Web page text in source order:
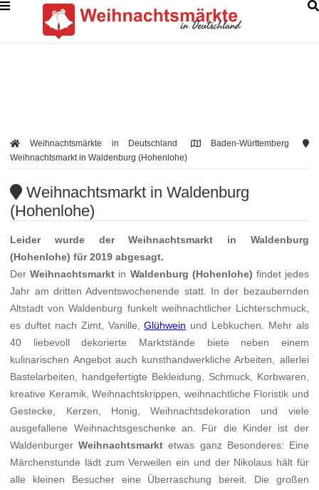
Weihnachtsmärkte in Deutschland
Baden-Württemberg
Weihnachtsmarkt in Waldenburg (Hohenlohe)
Weihnachtsmarkt in Waldenburg
(Hohenlohe)
Leider wurde derWeihnachtsmarkt in Waldenburg
(Hohenlohe) für 2019 abgesagt.
DerWeihnachtsmarkt in Waldenburg (Hohenlohe) findet jedes
Jahr am dritten Adventswochenende statt. In der bezaubernden
Altstadt von Waldenburg funkelt weihnachtlicher Lichterschmuck,
es duftet nach Zimt, Vanille,Glühwein und Lebkuchen. Mehr als
40 liebevoll dekorierte Marktstände biete neben einem
kulinarischen Angebot auch kunsthandwerkliche Arbeiten, allerlei
Bastelarbeiten, handgefertigte Bekleidung, Schmuck, Korbwaren,
kreative Keramik, Weihnachtskrippen, weihnachtliche Floristik und
Gestecke, Kerzen, Honig, Weihnachtsdekoration und viele
ausgefallene Weihnachtsgeschenke an. Für die Kinder ist der
WaldenburgerWeihnachtsmarkt etwas ganz Besonderes: Eine
Märchenstunde lädt zum Verweilen ein und der Nikolaus hält für
alle kleinen Besucher eine Überraschung bereit. Die großen